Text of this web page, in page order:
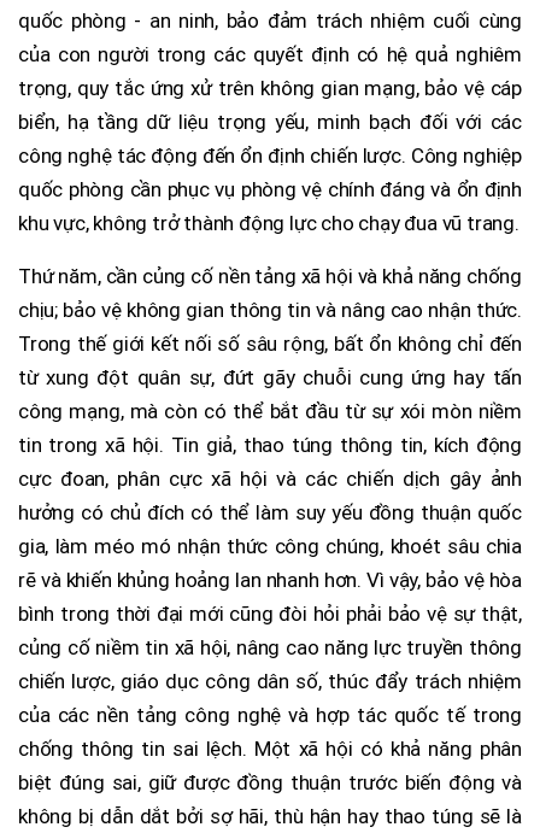
quốc phòng - an ninh, bảo đảm trách nhiệm cuối cùng
của con người trong các quyết định có hệ quả nghiêm
trọng, quy tắc ứng xử trên không gian mạng, bảo vệ cáp
biển, hạ tầng dữ liệu trọng yếu, minh bạch đối với các
công nghệ tác động đến ổn định chiến lược. Công nghiệp
quốc phòng cần phục vụ phòng vệ chính đáng và ổn định
khu vực, không trở thành động lực cho chạy đua vũ trang.
Thứ năm, cần củng cố nền tảng xã hội và khả năng chống
chịu; bảo vệ không gian thông tin và nâng cao nhận thức.
Trong thế giới kết nối số sâu rộng, bất ổn không chỉ đến
từ xung đột quân sự, đứt gãy chuỗi cung ứng hay tấn
công mạng, mà còn có thể bắt đầu từ sự xói mòn niềm
tin trong xã hội. Tin giả, thao túng thông tin, kích động
cực đoan, phân cực xã hội và các chiến dịch gây ảnh
hưởng có chủ đích có thể làm suy yếu đồng thuận quốc
gia, làm méo mó nhận thức công chúng, khoét sâu chia
rẽ và khiến khủng hoảng lan nhanh hơn. Vì vậy, bảo vệ hòa
bình trong thời đại mới cũng đòi hỏi phải bảo vệ sự thật,
củng cố niềm tin xã hội, nâng cao năng lực truyền thông
chiến lược, giáo dục công dân số, thúc đẩy trách nhiệm
của các nền tảng công nghệ và hợp tác quốc tế trong
chống thông tin sai lệch. Một xã hội có khả năng phân
biệt đúng sai, giữ được đồng thuận trước biến động và
không bị dẫn dắt bởi sợ hãi, thù hận hay thao túng sẽ là